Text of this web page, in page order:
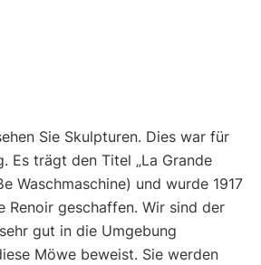
Sie Skulpturen. Dies war für
Es trägt den Titel „La Grande
Waschmaschine) und wurde 1917
Renoir geschaffen. Wir sind der
gut in die Umgebung
Möwe beweist. Sie werden